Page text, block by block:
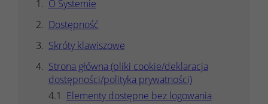
O Systemie
Dostępność
Skróty klawiszowe
Strona główna (pliki cookie/deklaracja
dostępności/polityka prywatności)
Elementy dostępne bez logowania